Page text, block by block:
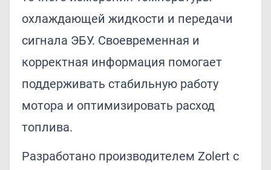
охлаждающей жидкости и передачи
сигнала ЭБУ. Своевременная и
корректная информация помогает
поддерживать стабильную работу
мотора и оптимизировать расход
топлива.
Разработано производителем Zolert с